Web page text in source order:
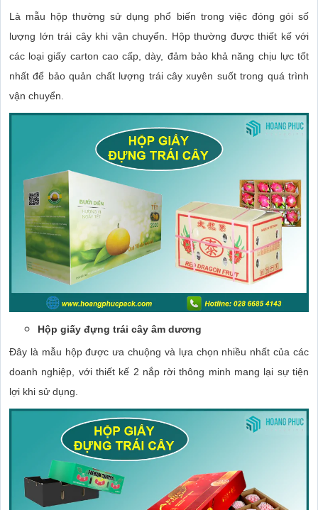
Là mẫu hộp thường sử dụng phổ biến trong việc đóng gói số
lượng lớn trái cây khi vận chuyển. Hộp thường được thiết kế với
các loại giấy carton cao cấp, dày, đảm bảo khả năng chịu lực tốt
nhất để bảo quản chất lượng trái cây xuyên suốt trong quá trình
vận chuyển.
Hộp giấy đựng trái cây âm dương
Đây là mẫu hộp được ưa chuộng và lựa chọn nhiều nhất của các
doanh nghiệp, với thiết kế 2 nắp rời thông minh mang lại sự tiện
lợi khi sử dụng.